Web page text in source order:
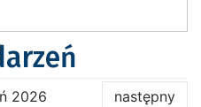
2026 następny